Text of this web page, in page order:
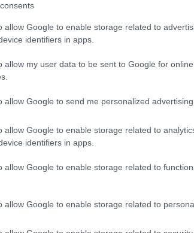
allow Google to enable storage related to
identifiers in apps.
allow my user data to be sent to Google for
allow Google to send me personalized advertising.
allow Google to enable storage related to
identifiers in apps.
allow Google to enable storage related to
allow Google to enable storage related to
al Comitato di Cooperazione
a Nizza in occasione del rinnovo
gli scambi tra i due Paesi.
dei Trasporti accoglie con favore
Moby sulla stessa tratta,
che si affianca ora alla Ichnusa
di alleggerire il traffico e di
domanda, soprattutto in vista della
è una buona notizia – ha
quello di costruire una strategia